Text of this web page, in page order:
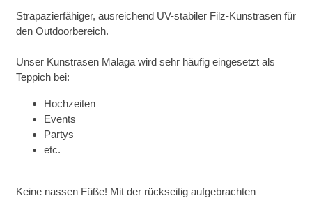
Strapazierfähiger, ausreichend UV-stabiler Filz-Kunstrasen für
den Outdoorbereich.
Unser Kunstrasen Malaga wird sehr häufig eingesetzt als
Teppich bei:
Hochzeiten
Events
Partys
etc.
Keine nassen Füße! Mit der rückseitig aufgebrachten